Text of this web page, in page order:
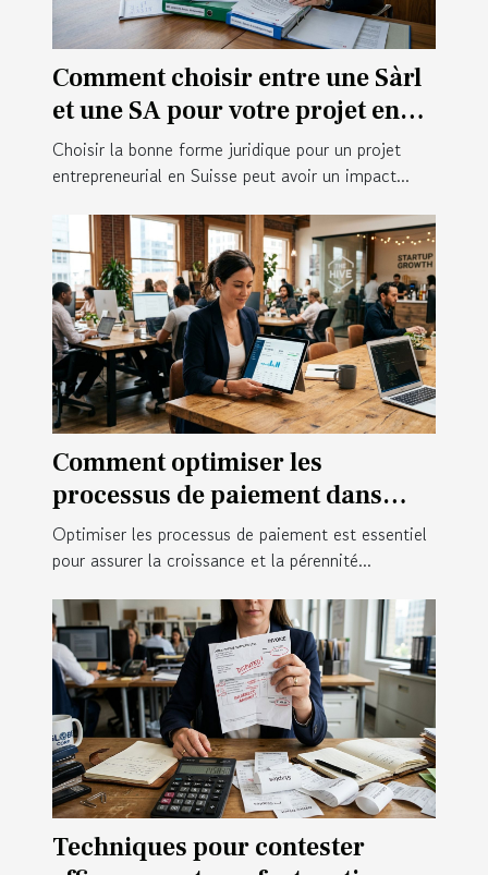
Comment choisir entre une Sàrl
et une SA pour votre projet en
Suisse ?
Choisir la bonne forme juridique pour un projet
entrepreneurial en Suisse peut avoir un impact...
Comment optimiser les
processus de paiement dans
votre startup ?
Optimiser les processus de paiement est essentiel
pour assurer la croissance et la pérennité...
Techniques pour contester